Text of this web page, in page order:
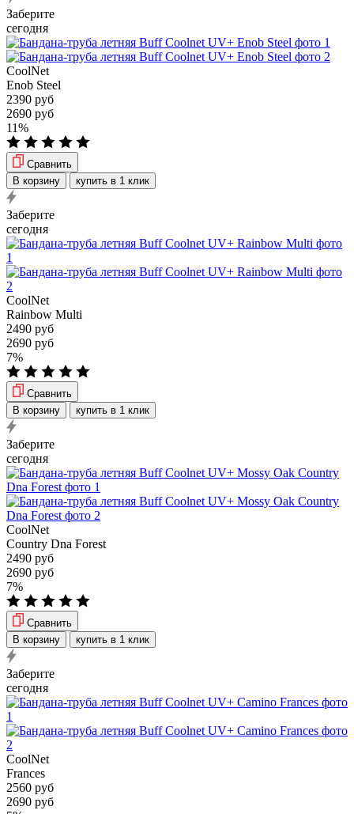
Заберите
сегодня
CoolNet
Enob Steel
2390 руб
2690 руб
11%
Сравнить
В корзину
купить в 1 клик
Заберите
сегодня
CoolNet
Rainbow Multi
2490 руб
2690 руб
7%
Сравнить
В корзину
купить в 1 клик
Заберите
сегодня
CoolNet
Country Dna Forest
2490 руб
2690 руб
7%
Сравнить
В корзину
купить в 1 клик
Заберите
сегодня
CoolNet
Frances
2560 руб
2690 руб